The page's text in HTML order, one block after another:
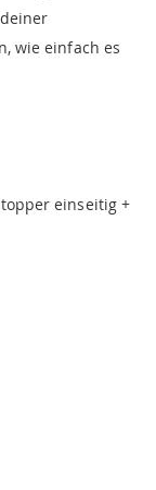
wie einfach es
einseitig +